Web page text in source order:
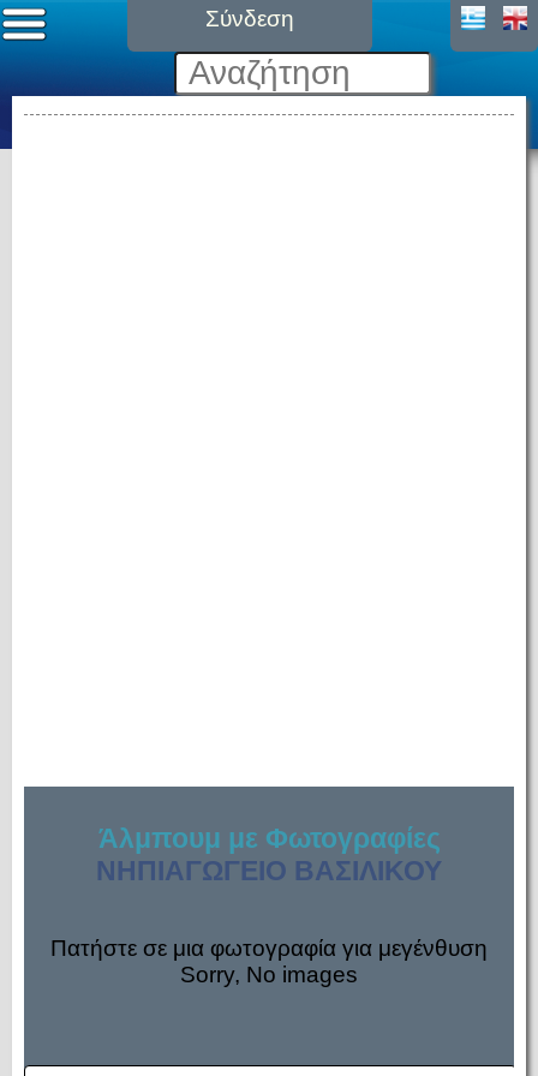
Σύνδεση
Άλμπουμ με Φωτογραφίες
ΝΗΠΙΑΓΩΓΕΙΟ ΒΑΣΙΛΙΚΟΥ
Πατήστε σε μια φωτογραφία για μεγένθυση
Sorry, No images